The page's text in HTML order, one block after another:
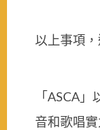
以上事項
「ASCA
音和歌唱